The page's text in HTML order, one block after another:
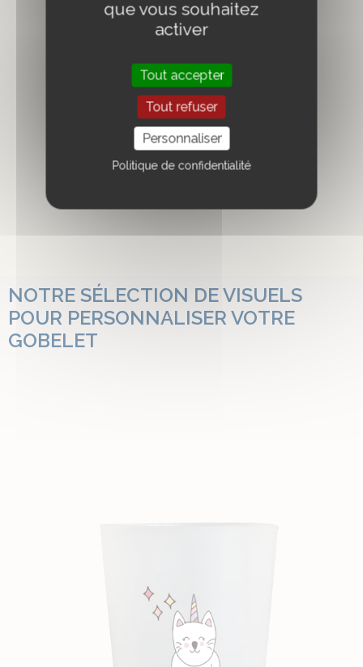
NOTRE SÉLECTION DE VISUELS
POUR PERSONNALISER VOTRE
GOBELET
que vous souhaitez
activer
Tout accepter
Tout refuser
Personnaliser
Politique de confidentialité